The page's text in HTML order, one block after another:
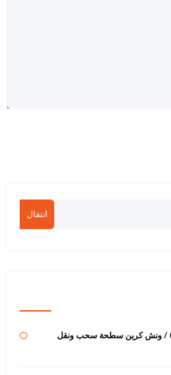
انتقال
ونش ابو حليفة رقم / 65557275 / ونش كرين سطحة سحب ونقل